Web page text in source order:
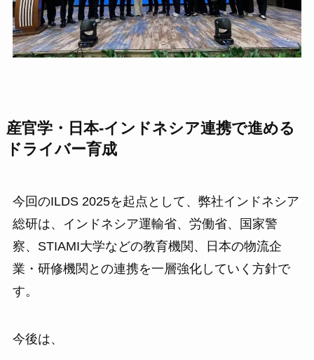
産官学・日本-インドネシア連携で進める
ドライバー育成
今回のILDS 2025を起点として、弊社インドネシア
総研は、インドネシア運輸省、労働省、国家警
察、STIAMI大学などの教育機関、日本の物流企
業・研修機関との連携を一層強化していく方針で
す。
今後は、